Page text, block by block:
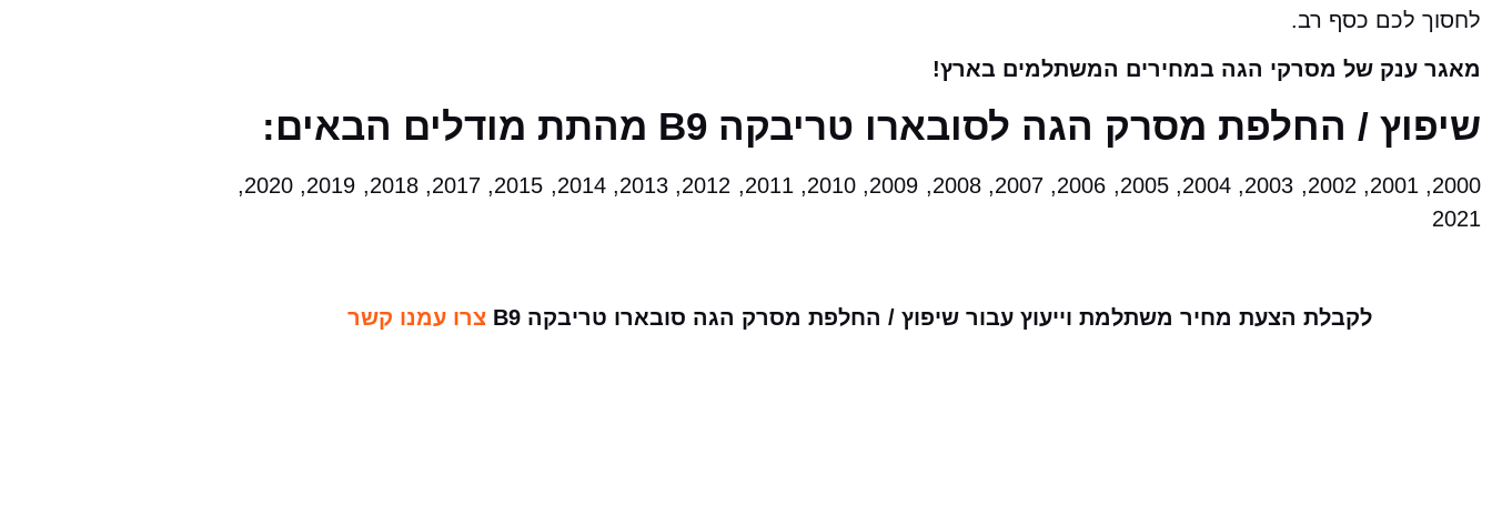
לחסוך לכם כסף רב.
מאגר ענק של מסרקי הגה במחירים המשתלמים בארץ!
שיפוץ / החלפת מסרק הגה לסובארו טריבקה B9 מהתת מודלים הבאים:
2000, 2001, 2002, 2003, 2004, 2005, 2006, 2007, 2008, 2009, 2010, 2011, 2012, 2013, 2014, 2015, 2017, 2018, 2019, 2020,
2021
לקבלת הצעת מחיר משתלמת וייעוץ עבור שיפוץ / החלפת מסרק הגה סובארו טריבקה B9 צרו עמנו קשר